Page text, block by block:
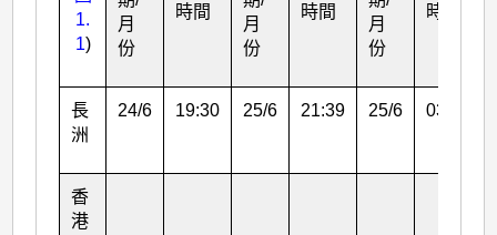
1.
1)
月
份
時間
月
份
時間
月
份
時間
長
洲
24/6 19:30 25/6 21:39 25/6 03:05
香
港